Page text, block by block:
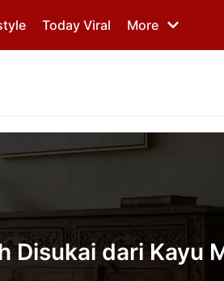
Today Viral More
Disukai dari Kayu